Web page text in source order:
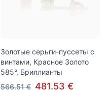
Золотые серьги-пуссеты с
винтами, Красное Золото
585°, Бриллианты
566.51 € 481.53 €